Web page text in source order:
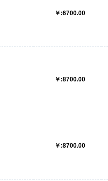
￥:6700.00
￥:8700.00
￥:8700.00